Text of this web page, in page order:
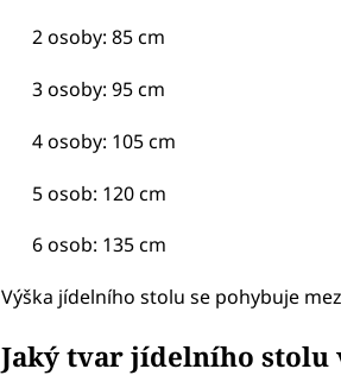
2 osoby: 85 cm
3 osoby: 95 cm
4 osoby: 105 cm
5 osob: 120 cm
6 osob: 135 cm
Výška jídelního stolu se pohybuje
Jaký tvar jídelního stolu